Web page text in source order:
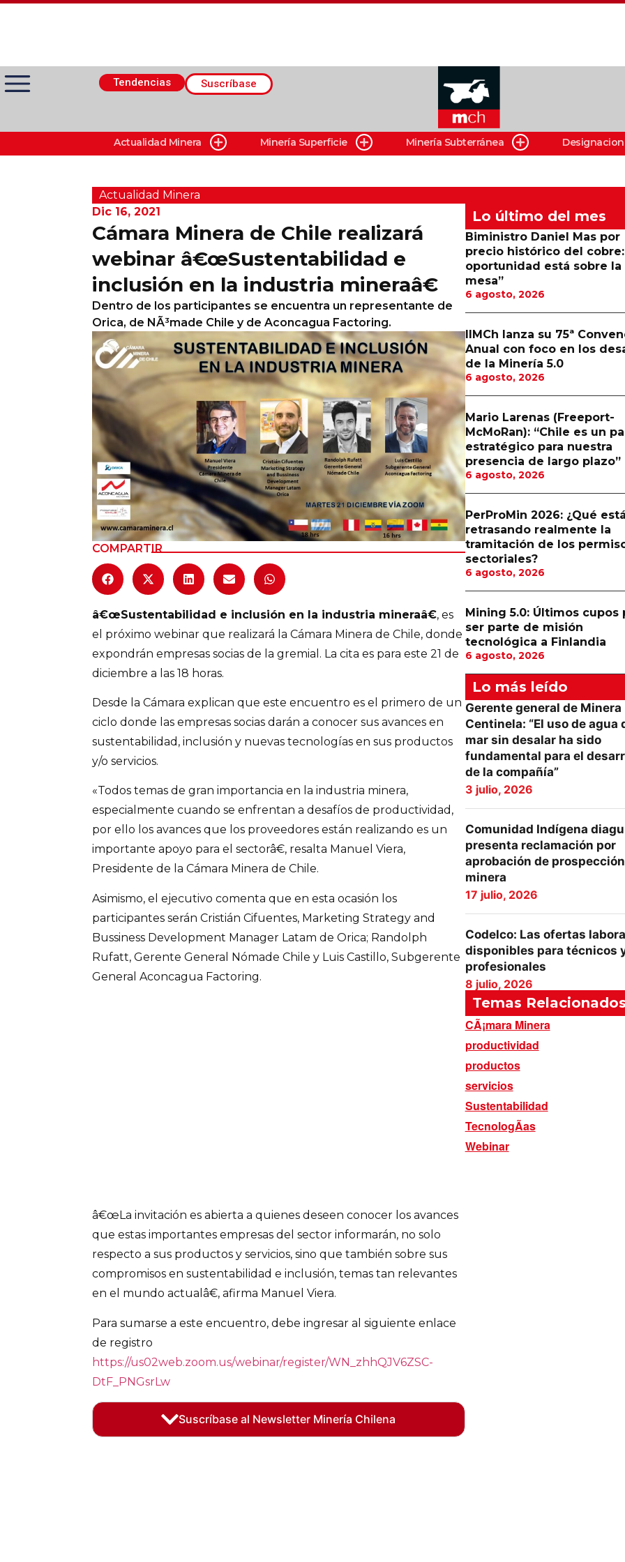
Tendencias Suscríbase
Actualidad Minera
Minería Superficie
Minerí­a Subterránea
Columnas de Opinión
Calendario de Eventos
Actualidad Minera Minería Superficie Minería Subterránea
Actualidad Minera
Dic 16, 2021
Cámara Minera de Chile realizará
webinar â€œSustentabilidad e
inclusión en la industria mineraâ€
Dentro de los participantes se encuentra un representante de
Orica, de NÃ³made Chile y de Aconcagua Factoring.
COMPARTIR
â€œSustentabilidad e inclusión en la industria mineraâ€, es
el próximo webinar que realizará la Cámara Minera de Chile, donde
expondrán empresas socias de la gremial. La cita es para este 21 de
diciembre a las 18 horas.
Desde la Cámara explican que este encuentro es el primero de un
ciclo donde las empresas socias darán a conocer sus avances en
sustentabilidad, inclusión y nuevas tecnologías en sus productos
y/o servicios.
«Todos temas de gran importancia en la industria minera,
especialmente cuando se enfrentan a desafíos de productividad,
por ello los avances que los proveedores están realizando es un
importante apoyo para el sectorâ€, resalta Manuel Viera,
Presidente de la Cámara Minera de Chile.
Asimismo, el ejecutivo comenta que en esta ocasión los
participantes serán Cristián Cifuentes, Marketing Strategy and
Bussiness Development Manager Latam de Orica; Randolph
Rufatt, Gerente General Nómade Chile y Luis Castillo, Subgerente
General Aconcagua Factoring.
â€œLa invitación es abierta a quienes deseen conocer los avances
que estas importantes empresas del sector informarán, no solo
respecto a sus productos y servicios, sino que también sobre sus
compromisos en sustentabilidad e inclusión, temas tan relevantes
en el mundo actualâ€, afirma Manuel Viera.
Para sumarse a este encuentro, debe ingresar al siguiente enlace
de registro
https://us02web.zoom.us/webinar/register/WN_zhhQJV6ZSC-
DtF_PNGsrLw
Suscríbase al Newsletter Minería Chilena
Lo último del mes
Biministro Daniel Mas por
precio histórico del cobre:
oportunidad está sobre la
mesa”
6 agosto, 2026
IIMCh lanza su 75ª
Anual con foco en los
de la Minería 5.0
6 agosto, 2026
Mario Larenas (Freeport-
McMoRan): “Chile es un
estratégico para nuestra
presencia de largo plazo”
6 agosto, 2026
PerProMin 2026: ¿Qué
retrasando realmente la
tramitación de los
sectoriales?
6 agosto, 2026
Mining 5.0: Últimos cupos
ser parte de misión
tecnológica a Finlandia
6 agosto, 2026
Lo más leído
Gerente general de Minera
Centinela: “El uso de agua
mar sin desalar ha sido
fundamental para el
de la compañía”
3 julio, 2026
Comunidad Indígena
presenta reclamación por
aprobación de prospección
minera
17 julio, 2026
Codelco: Las ofertas
disponibles para técnicos
profesionales
8 julio, 2026
Temas
CÃ¡mara Minera
productividad
productos
servicios
Sustentabilidad
TecnologÃ­as
Webinar